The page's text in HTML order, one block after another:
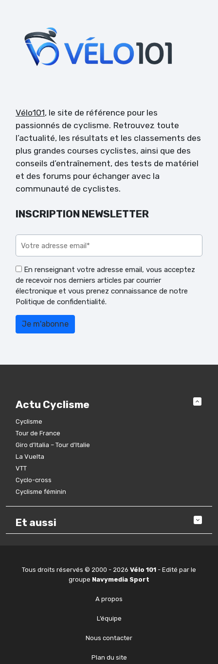
Vélo101, le site de référence pour les
passionnés de cyclisme. Retrouvez toute
l’actualité, les résultats et les classements des
plus grandes courses cyclistes, ainsi que des
conseils d’entraînement, des tests de matériel
et des forums pour échanger avec la
communauté de cyclistes.
INSCRIPTION NEWSLETTER
En renseignant votre adresse email, vous acceptez
de recevoir nos derniers articles par courrier
électronique et vous prenez connaissance de notre
Politique de confidentialité.
Actu Cyclisme
Cyclisme
Tour de France
Giro d’Italia – Tour d’Italie
La Vuelta
VTT
Cyclo-cross
Cyclisme féminin
Et aussi
Tous droits réservés © 2000 - 2026 Vélo 101 - Edité par le
groupe Navymedia Sport
A propos
L’équipe
Nous contacter
Plan du site